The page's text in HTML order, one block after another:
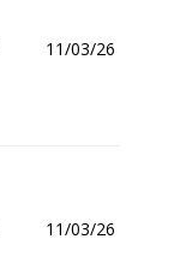
11/03/26
11/03/26